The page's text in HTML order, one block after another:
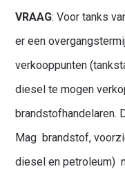
VRAAG: Voor tanks
er een
verkooppunten
diesel te mogen
brandstofhandelaren.
Mag brandstof,
diesel en petroleum)